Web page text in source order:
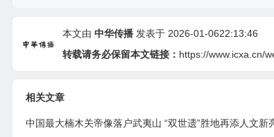
本文由 中华传播发表于 2026-01-0622:13:46
转载请务必保留本文链接： https://www.icxa.cn/
相关文章
中国最大楠木关帝像落户武夷山 “双世遗”胜地再添人文新